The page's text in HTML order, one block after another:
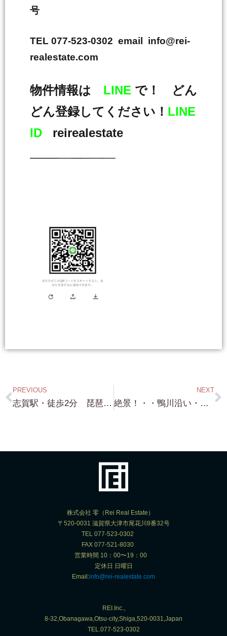
号
TEL 077-523-0302 email info@rei-
realestate.com
物件情報は LINE で！ どん
どん登録してください！ LINE
ID reirealestate
PREVIOUS
志賀駅・徒歩2分 琵琶湖まで徒歩5分 環境抜群 小ぶり（笑）整地済み 約54坪・890万円！・整地済み 約54坪 眺望あり角地 1,090万円！
NEXT
絶景！・・鴨川沿い・古民家・京町屋小ぶりの物件です！・・目の前が 鴨川で しかも公園もあります・お探しの方には またとないチャンス！
株式会社 零（Rei Real Estate）
〒520-0031 滋賀県大津市尾花川8番32号
TEL 077-523-0302
FAX 077-521-8030
営業時間 10：00〜19：00
定休日 日曜日
Email:info@rei-realestate.com
REI.Inc.,
8-32,Obanagawa,Otsu-city,Shiga,520-0031,Japan
TEL.077-523-0302